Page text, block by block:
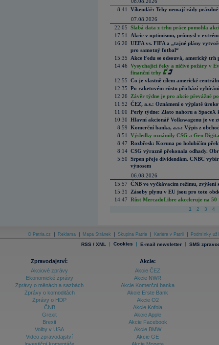
8:41
Víkendář: Trhy nemají rády prázdné
07.08.2026
22:05 Slabá data z trhu práce pomohla
17:51
Akcie v optimismu, průmysl v
16:20 UEFA vs. FIFA a „tajné plány
pro samotný fotbal“
15:35
Akce Fedu se odsouvá, americký
14:46 Vysychající řeky a ničivé požáry v
finanční trhy
12:55 Co je vlastně cílem americké
12:35 Po raketovém růstu přichází
12:26
Závěr týdne je pro akcie převážně
11:52 ČEZ, a.s.: Oznámení o výplatě
11:00 Perly týdne: Zlato nahoru a SpaceX
10:30 Hlavní akcionář Volkswagenu je ve
8:59 Komerční banka, a.s.: Výpis z
8:51
Výsledky oznámily CSG a Gen
8:47 Rozbřesk: Koruna po holubičím
8:14 CSG výrazně překonala odhady.
5:50 Srpen přeje dividendám. CNBC
výnosem
06.08.2026
15:57 ČNB ve vyčkávacím režimu, zvýšení
15:31
Zásoby plynu v EU jsou pro toto
14:47 Růst MercadoLibre akceleruje na
1 2 3 4
O Patria.cz Reklama Mapa Stránek Skupina Patria Kariéra v Patrii Podmínky
RSS / XML | Cookies | E-mail newsletter | SMS
Zpravodajství:
Akciové zprávy
Ekonomické zprávy
Zprávy o měnách a sazbách
Zprávy o komoditách
Zprávy o HDP
ČNB
Grexit
Brexit
Volby v USA
Video zpravodajství
Akcie:
Akcie ČEZ
Akcie NWR
Akcie Komerční banka
Akcie Erste Bank
Akcie O2
Akcie Kofola
Akcie Apple
Akcie Facebook
Akcie BMW
Akcie GE